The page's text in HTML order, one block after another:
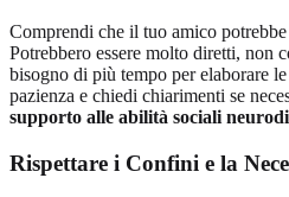
Comprendi che il tuo amico
Potrebbero essere molto diretti, non
bisogno di più tempo per elaborare
pazienza e chiedi chiarimenti se
supporto alle abilità sociali
Rispettare i Confini e la